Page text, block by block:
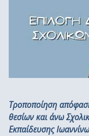
Τροποποίηση
θεσίων και άνω
Εκπαίδευσης